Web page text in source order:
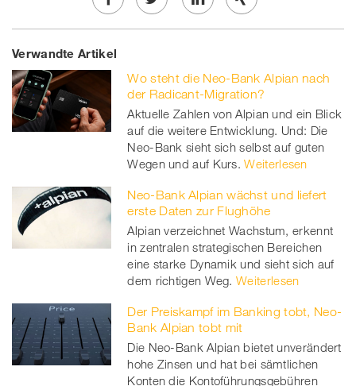
Share
on
Facebook
Twe
on
twitt
er
Share
linkedin
Share
Xing
Verwandte Artikel
Wo steht die Neo-Bank Alpian nach
der Radicant-Migration?
Aktuelle Zahlen von Alpian und ein Blick
auf die weitere Entwicklung. Und: Die
Neo-Bank sieht sich selbst auf guten
Wegen und auf Kurs. Weiterlesen
Neo-Bank Alpian wächst und liefert
erste Daten zur Flughöhe
Alpian verzeichnet Wachstum, erkennt
in zentralen strategischen Bereichen
eine starke Dynamik und sieht sich auf
dem richtigen Weg. Weiterlesen
Der Preiskampf im Banking tobt, Neo-
Bank Alpian tobt mit
Die Neo-Bank Alpian bietet unverändert
hohe Zinsen und hat bei sämtlichen
Konten die Kontoführungsgebühren